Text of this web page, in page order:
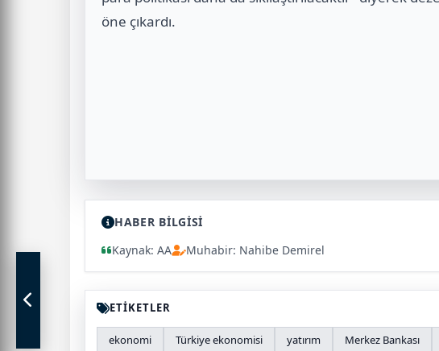
öne çıkardı.
HABER BİLGİSİ
Kaynak: AA
Muhabir: Nahibe Demirel
ETİKETLER
ekonomi Türkiye ekonomisi yatırım Merkez Bankası